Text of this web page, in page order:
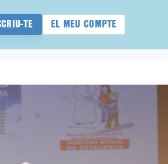
TE EL MEU COMPTE